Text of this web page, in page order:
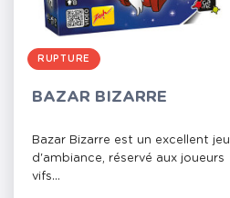
RUPTURE
BAZAR BIZARRE
Bazar Bizarre est un excellent jeu
d'ambiance, réservé aux joueurs
vifs...